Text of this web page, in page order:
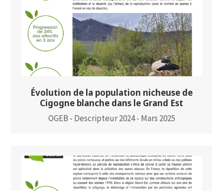
Évolution de la population nicheuse de
Cigogne blanche dans le Grand Est
OGEB - Descripteur 2024 - Mars 2025